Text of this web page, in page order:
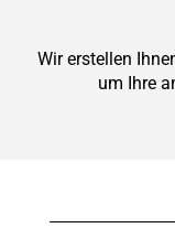
Wir erstellen
um Ihre